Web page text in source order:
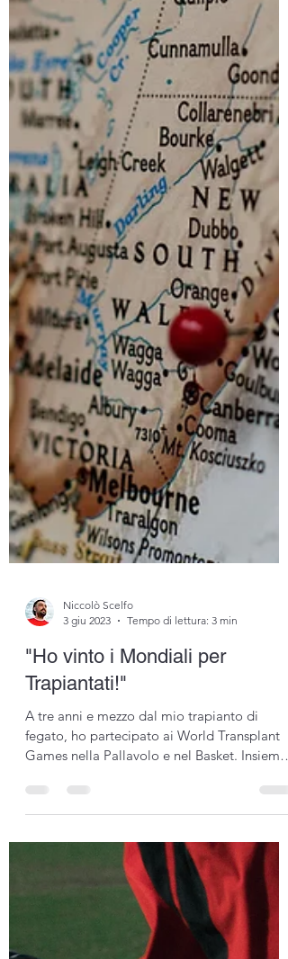
Niccolò Scelfo
3 giu 2023
Tempo di lettura: 3 min
"Ho vinto i Mondiali per
Trapiantati!"
A tre anni e mezzo dal mio trapianto di
fegato, ho partecipato ai World Transplant
Games nella Pallavolo e nel Basket. Insieme